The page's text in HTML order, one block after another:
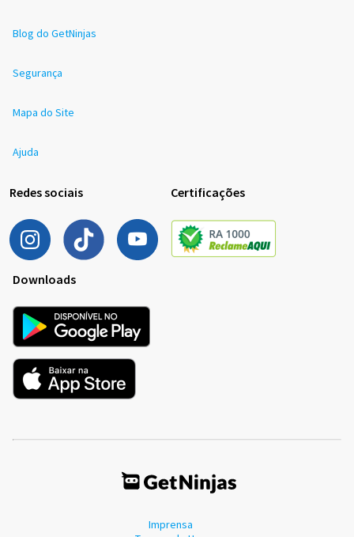
Blog do GetNinjas
Segurança
Mapa do Site
Ajuda
Redes sociais Certificações
Downloads
Imprensa